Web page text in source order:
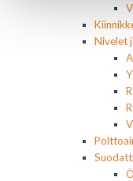
Nivelet